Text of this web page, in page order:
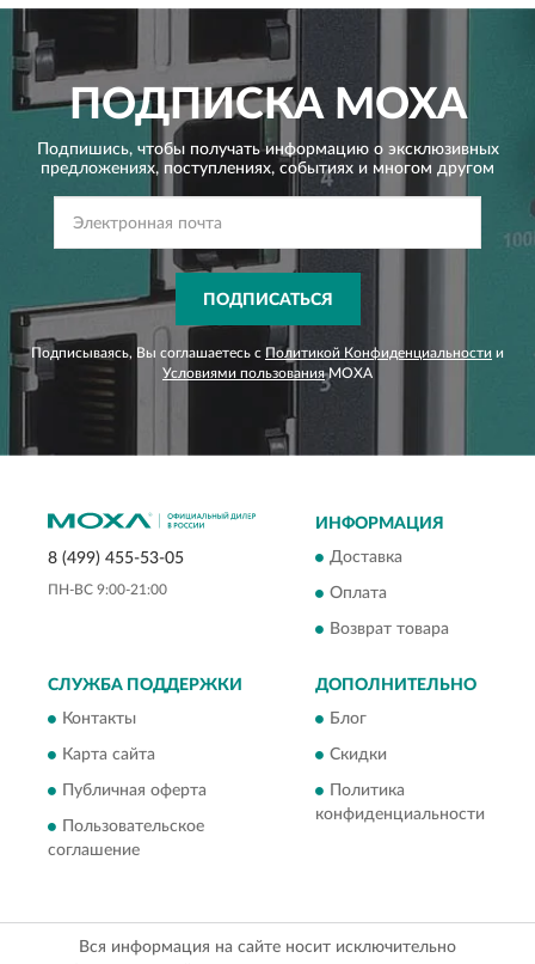
ПОДПИСКАMOXA
Подпишись, чтобы получать информацию о эксклюзивных
предложениях, поступлениях, событиях и многом другом
ПОДПИСАТЬСЯ
Подписываясь, Вы соглашаетесь с Политикой Конфиденциальности и
Условиями пользованияMOXA
8 (499) 455-53-05
ПН-ВС 9:00-21:00
ИНФОРМАЦИЯ
Доставка
Оплата
Возврат товара
СЛУЖБА ПОДДЕРЖКИ
Контакты
Карта сайта
Публичная оферта
Пользовательское
соглашение
ДОПОЛНИТЕЛЬНО
Блог
Скидки
Политика
конфиденциальности
Вся информация на сайте носит исключительно